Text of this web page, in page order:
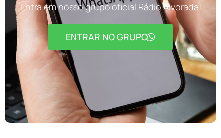
Entra em nosso grupo oficial Rádio Alvorada!
ENTRAR NO GRUPO